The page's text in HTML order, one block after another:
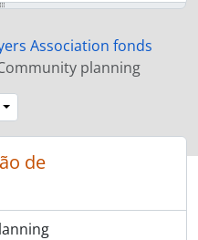
management
history
Ward sous-fonds
Association fonds
planning
de